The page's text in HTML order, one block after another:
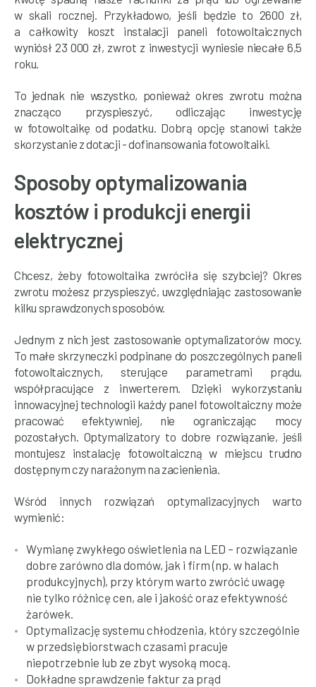
w skali rocznej. Przykładowo, jeśli będzie to 2600 zł,
a całkowity koszt instalacji paneli fotowoltaicznych
wyniósł 23 000 zł, zwrot z inwestycji wyniesie niecałe 6,5
roku.
To jednak nie wszystko, ponieważ okres zwrotu można
znacząco przyspieszyć, odliczając inwestycję
w fotowoltaikę od podatku. Dobrą opcję stanowi także
skorzystanie z dotacji - dofinansowania fotowoltaiki.
Sposoby optymalizowania
kosztów i produkcji energii
elektrycznej
Chcesz, żeby fotowoltaika zwróciła się szybciej? Okres
zwrotu możesz przyspieszyć, uwzględniając zastosowanie
kilku sprawdzonych sposobów.
Jednym z nich jest zastosowanie optymalizatorów mocy.
To małe skrzyneczki podpinane do poszczególnych paneli
fotowoltaicznych, sterujące parametrami prądu,
współpracujące z inwerterem. Dzięki wykorzystaniu
innowacyjnej technologii każdy panel fotowoltaiczny może
pracować efektywniej, nie ograniczając mocy
pozostałych. Optymalizatory to dobre rozwiązanie, jeśli
montujesz instalację fotowoltaiczną w miejscu trudno
dostępnym czy narażonym na zacienienia.
Wśród innych rozwiązań optymalizacyjnych warto
wymienić:
Wymianę zwykłego oświetlenia na LED – rozwiązanie
dobre zarówno dla domów, jak i firm (np. w halach
produkcyjnych), przy którym warto zwrócić uwagę
nie tylko różnicę cen, ale i jakość oraz efektywność
żarówek.
Optymalizację systemu chłodzenia, który szczególnie
w przedsiębiorstwach czasami pracuje
niepotrzebnie lub ze zbyt wysoką mocą.
Dokładne sprawdzenie faktur za prąd